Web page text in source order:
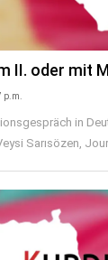
II. oder mit
p.m.
in
Sarısözen,